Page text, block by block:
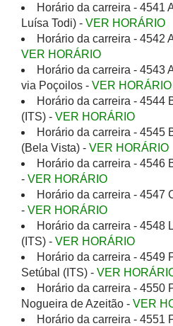
Horário da carreira - 4541
Luísa Todi) - VER HORÁRIO
Horário da carreira - 4542
VER HORÁRIO
Horário da carreira - 4543
via Poçoilos - VER HORÁRIO
Horário da carreira - 4544
(ITS) - VER HORÁRIO
Horário da carreira - 4545
(Bela Vista) - VER HORÁRIO
Horário da carreira - 4546
- VER HORÁRIO
Horário da carreira - 4547
- VER HORÁRIO
Horário da carreira - 4548
(ITS) - VER HORÁRIO
Horário da carreira - 4549
Setúbal (ITS) - VER
Horário da carreira - 4550
Nogueira de Azeitão - VER
Horário da carreira - 4551